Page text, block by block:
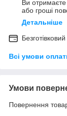
Ви
або гроші
Детальніше
Всі умови
Умови
Повернення